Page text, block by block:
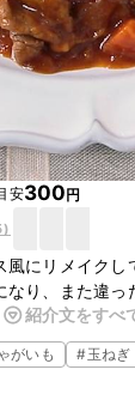
安300円
)
風にリメイクし
り、また違っ
うことで、簡単
紹介文をすべ
がいも #玉ねぎ